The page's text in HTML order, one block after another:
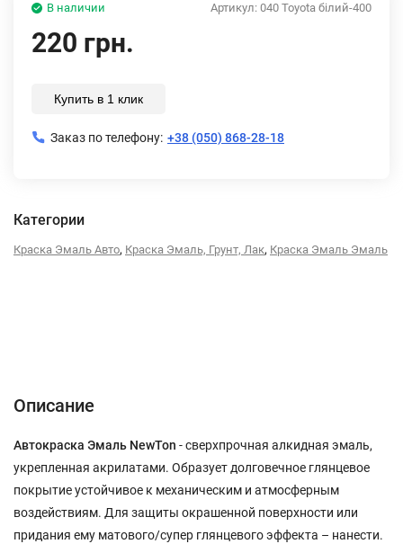
Артикул: 040 Toyota білий-400
В наличии
220 грн.
Купить в 1 клик
Заказ по телефону: +38 (050) 868-28-18
Категории
Краска Эмаль Авто, Краска Эмаль, Грунт, Лак, Краска Эмаль Эмаль
Описание
Автокраска Эмаль NewTon - сверхпрочная алкидная эмаль,
укрепленная акрилатами. Образует долговечное глянцевое
покрытие устойчивое к механическим и атмосферным
воздействиям. Для защиты окрашенной поверхности или
придания ему матового/супер глянцевого эффекта – нанести.